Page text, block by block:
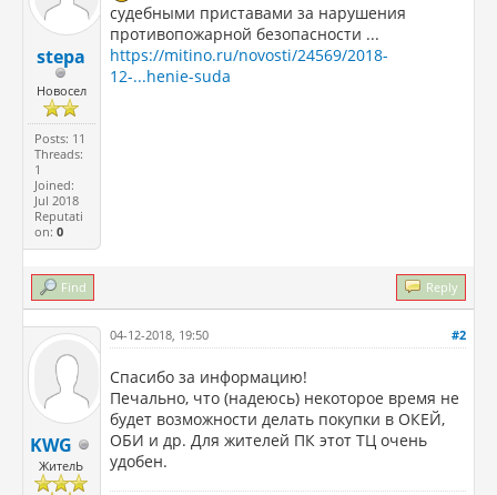
stepa
Новосел
Posts: 11
Threads:
1
Joined:
Jul 2018
Reputati
on:0
судебными приставами за нарушения
противопожарной безопасности ...
https://mitino.ru/novosti/24569/2018-
12-...henie-suda
Find Reply
KWG
ЖителЬ
#2
04-12-2018, 19:50
Спасибо за информацию!
Печально, что (надеюсь) некоторое время не
будет возможности делать покупки в ОКЕЙ,
ОБИ и др. Для жителей ПК этот ТЦ очень
удобен.